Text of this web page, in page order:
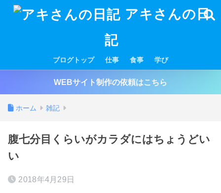
アキさんの日
記
ブログトップ 仕事 食事 学び
WEBサイト制作の依頼はこちら
ホーム 雑記
腹七分目くらいがカラダにはちょうどい
い
2018年4月29日